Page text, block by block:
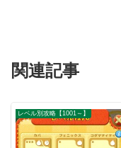
関連記事
レベル別攻略【1001～】